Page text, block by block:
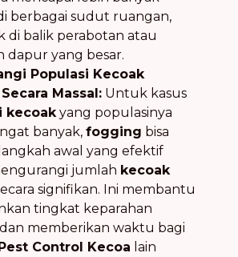
berbagai sudut ruangan,
di balik perabotan atau
dapur yang besar.
Populasi Kecoak
Massal: Untuk kasus
kecoakyang populasinya
banyak, fogging bisa
awal yang efektif
jumlah kecoak
signifikan. Ini membantu
tingkat keparahan
memberikan waktu bagi
Control Kecoa lain